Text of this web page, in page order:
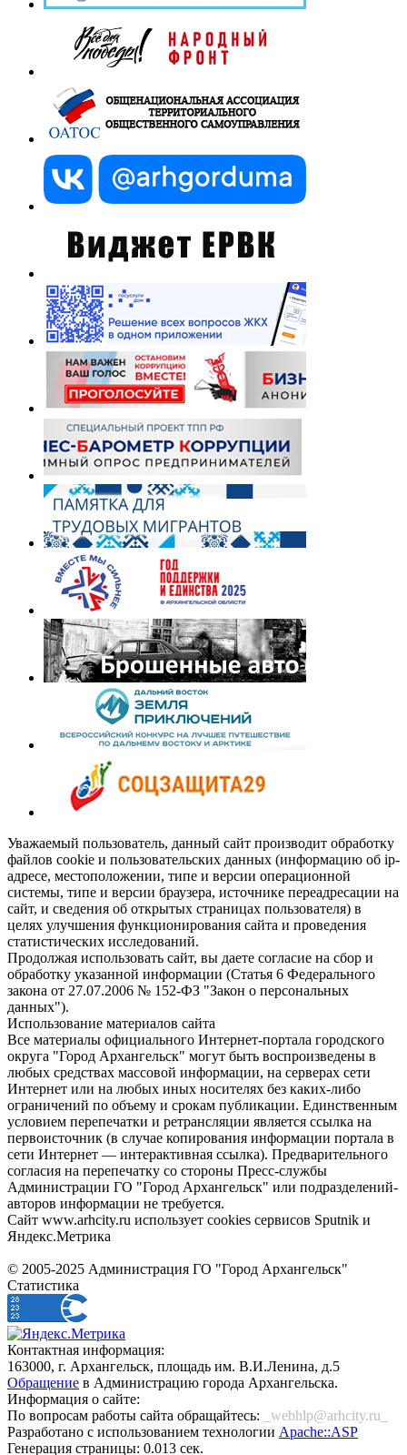
Уважаемый пользователь, данный сайт производит обработку
файлов cookie и пользовательских данных (информацию об ip-
адресе, местоположении, типе и версии операционной
системы, типе и версии браузера, источнике переадресации на
сайт, и сведения об открытых страницах пользователя) в
целях улучшения функционирования сайта и проведения
статистических исследований.
Продолжая использовать сайт, вы даете согласие на сбор и
обработку указанной информации (Статья 6 Федерального
закона от 27.07.2006 № 152-ФЗ "Закон о персональных
данных").
Использование материалов сайта
Все материалы официального Интернет-портала городского
округа "Город Архангельск" могут быть воспроизведены в
любых средствах массовой информации, на серверах сети
Интернет или на любых иных носителях без каких-либо
ограничений по объему и срокам публикации. Единственным
условием перепечатки и ретрансляции является ссылка на
первоисточник (в случае копирования информации портала в
сети Интернет — интерактивная ссылка). Предварительного
согласия на перепечатку со стороны Пресс-службы
Администрации ГО "Город Архангельск" или подразделений-
авторов информации не требуется.
Сайт www.arhcity.ru использует cookies сервисов Sputnik и
Яндекс.Метрика
© 2005-2025 Администрация ГО "Город Архангельск"
Статистика
Контактная информация:
163000, г. Архангельск, площадь им. В.И.Ленина, д.5
Обращение в Администрацию города Архангельска.
Информация о сайте:
По вопросам работы сайта обращайтесь:
_webhlp@arhcity.ru_
Разработано с использованием технологии Apache::ASP
Генерация страницы: 0.013 сек.